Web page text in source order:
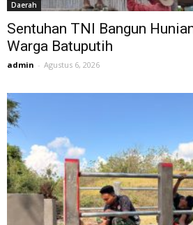
Daerah
Sentuhan TNI Bangun
Warga Batuputih
admin - Agustus 6, 2026